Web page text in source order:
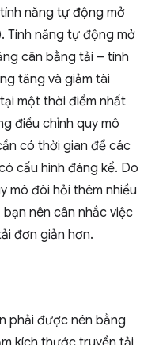
năng tự động mở
Tính năng tự động mở
cân bằng tải – tính
tăng và giảm tài
một thời điểm nhất
điều chỉnh quy mô
có thời gian để các
cấu hình đáng kể. Do
mô đòi hỏi thêm nhiều
nên cân nhắc việc
đơn giản hơn.
phải được nén bằng